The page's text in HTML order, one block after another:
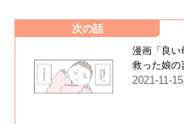
次の話
漫画「良い
救った娘の
2021-11-15